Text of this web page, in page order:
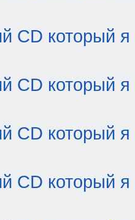
CD который я
CD который я
CD который я
CD который я